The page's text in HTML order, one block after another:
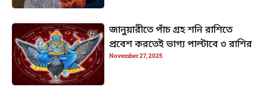
জানুয়ারীতে পাঁচ গ্রহ শনি রাশিতে
প্রবেশ করতেই ভাগ্য পাল্টাবে ৩ রাশির
November 27, 2025